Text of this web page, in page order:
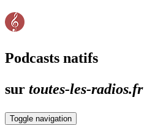
Podcasts natifs
sur toutes-les-radios.fr
Toggle navigation